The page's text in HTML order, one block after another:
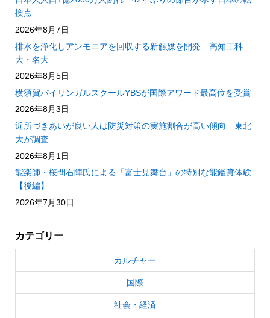
換点
2026年8月7日
排水を浄化しアンモニアを回収する新触媒を開発 高知工科
大・名大
2026年8月5日
横須賀バイリンガルスクールYBSが国際アワード最高位を受賞
2026年8月3日
近所づきあいが良い人は防災対策の実施割合が高い傾向 東北
大が調査
2026年8月1日
能楽師・桜間右陣氏による「富士見舞台」の特別な能鑑賞体験
【後編】
2026年7月30日
カテゴリー
カルチャー
国際
社会・経済